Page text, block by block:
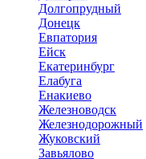
Долгопрудный
Донецк
Евпатория
Ейск
Екатеринбург
Елабуга
Енакиево
Железноводск
Железнодорожный
Жуковский
Завьялово